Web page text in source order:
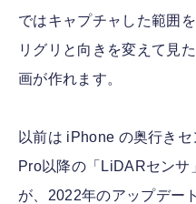
ではキャプチャした範囲
リグリと向きを変えて見
画が作れます。
以前は iPhone の奥行き
Pro以降の「LiDARセンサ
が、2022年のアップデー